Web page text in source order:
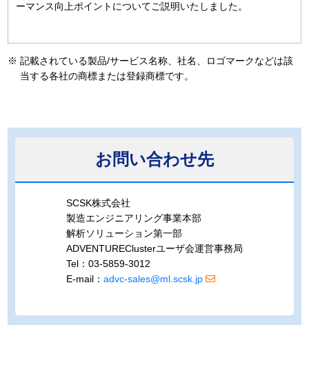
ーマンス向上ポイントについてご説明いたしました。
※ 記載されている製品/サービス名称、社名、ロゴマークなどは該
当する各社の商標または登録商標です。
お問い合わせ先
SCSK株式会社
製造エンジニアリング事業本部
解析ソリューション第一部
ADVENTUREClusterユーザ会運営事務局
Tel：03-5859-3012
E-mail： advc-sales@ml.scsk.jp